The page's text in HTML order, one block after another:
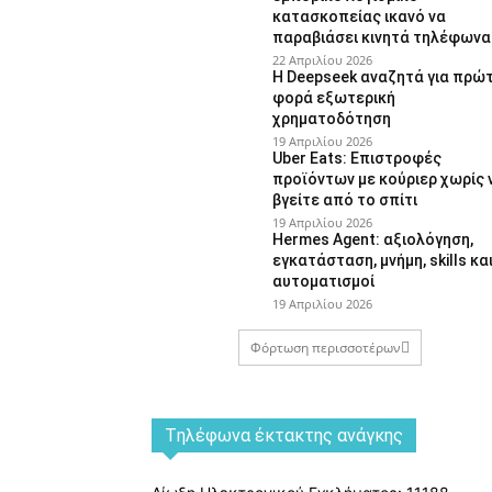
κατασκοπείας ικανό να
παραβιάσει κινητά τηλέφωνα
22 Απριλίου 2026
Η Deepseek αναζητά για
φορά εξωτερική
χρηματοδότηση
19 Απριλίου 2026
Uber Eats: Επιστροφές
προϊόντων με κούριερ χωρίς
βγείτε από το σπίτι
19 Απριλίου 2026
Hermes Agent: αξιολόγηση,
εγκατάσταση, μνήμη, skills και
αυτοματισμοί
19 Απριλίου 2026
Φόρτωση περισσοτέρων
Tηλέφωνα έκτακτης ανάγκης